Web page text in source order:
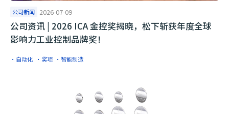
公司新闻 2026-07-09
公司资讯 | 2026 ICA 金控奖揭晓，松下斩获年度全球
影响力工业控制品牌奖！
·自动化 ·奖项 ·智能制造